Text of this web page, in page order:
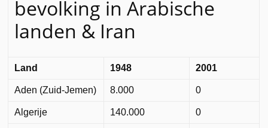
bevolking in Arabische
landen & Iran
Land 1948 2001
Aden (Zuid-Jemen) 8.000 0
Algerije 140.000 0